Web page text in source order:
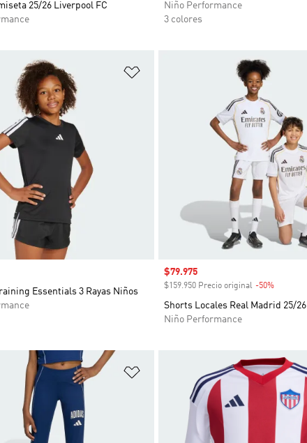
25/26 Liverpool FC
Niño Performance
3 colores
de deseos Añadir a la lista de deseos
Essentials 3 Rayas Niños
Precio de venta
$79.975
$159.950 Precio original -50%
Shorts Locales Real Madrid 25/26
Niño Performance
de deseos Añadir a la lista de deseos